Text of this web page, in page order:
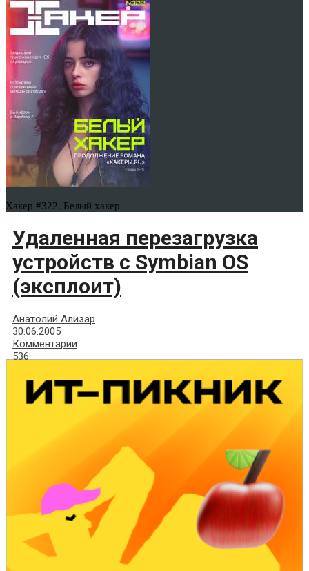
Хакер #322. Белый хакер
Удаленная перезагрузка
устройств с Symbian OS
(эксплоит)
Анатолий Ализар
30.06.2005
Комментарии
536